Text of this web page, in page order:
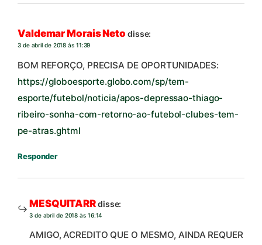
Valdemar Morais Neto disse:
3 de abril de 2018 às 11:39
BOM REFORÇO, PRECISA DE OPORTUNIDADES:
https://globoesporte.globo.com/sp/tem-
esporte/futebol/noticia/apos-depressao-thiago-
ribeiro-sonha-com-retorno-ao-futebol-clubes-tem-
pe-atras.ghtml
Responder
MESQUITARRdisse:
3 de abril de 2018 às 16:14
AMIGO, ACREDITO QUE O MESMO, AINDA REQUER